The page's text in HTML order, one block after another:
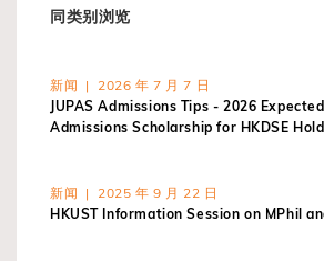
同类别浏览
新闻 | 2026 年 7 月 7 日
JUPAS Admissions Tips - 2026
Admissions Scholarship for HKDSE
新闻 | 2025 年 9 月 22 日
HKUST Information Session on MPhil